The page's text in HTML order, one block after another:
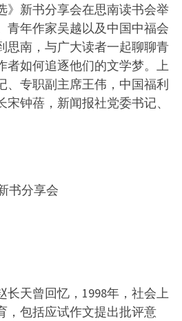
》新书分享会在思南读书会举
青年作家吴越以及中国中福会
思南，与广大读者一起聊聊青
者如何追逐他们的文学梦。上
、专职副主席王伟，中国福利
钟蓓，新闻报社党委书记、
书分享会
长天曾回忆，1998年，社会上
，包括应试作文提出批评意